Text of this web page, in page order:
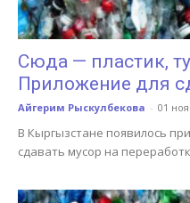
Сюда — пластик,
Приложение для
Айгерим Рыскулбекова - 01
В Кыргызстане появилось
сдавать мусор на